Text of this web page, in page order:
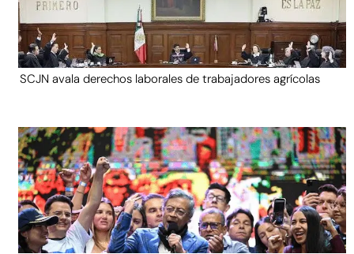
SCJN avala derechos laborales de trabajadores agrícolas